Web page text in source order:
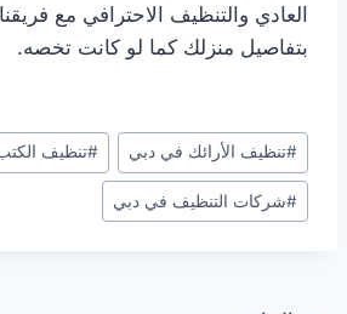
العادي والتنظيف الاحترافي مع
بتفاصيل منزلك كما لو كانت تخصه.
وسوم
المقال:
#تنظيف الأرائك في دبي #تنظيف
#شركات التنظيف في دبي